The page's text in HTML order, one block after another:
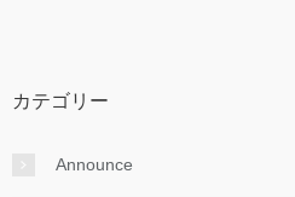
カテゴリー
Announce